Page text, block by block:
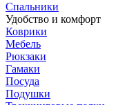
Спальники
Удобство и комфорт
Коврики
Мебель
Рюкзаки
Гамаки
Посуда
Подушки